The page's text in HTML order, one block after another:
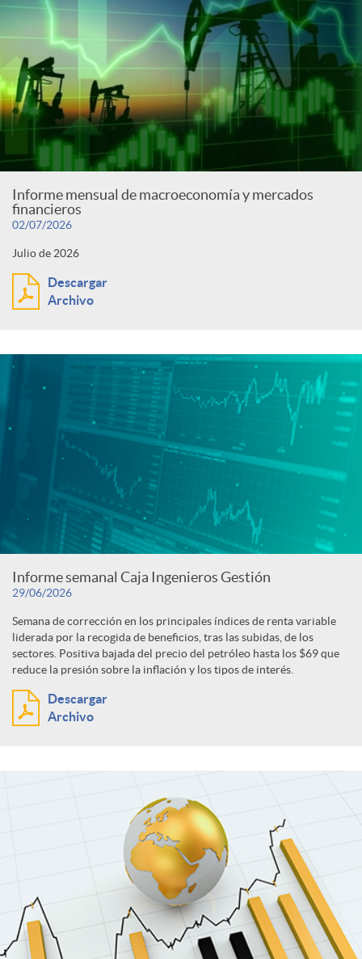
Informe mensual de macroeconomía y mercados
financieros
02/07/2026
Julio de 2026
Descargar
Archivo
Informe semanal Caja Ingenieros Gestión
29/06/2026
Semana de corrección en los principales índices de renta variable
liderada por la recogida de beneficios, tras las subidas, de los
sectores. Positiva bajada del precio del petróleo hasta los $69 que
reduce la presión sobre la inflación y los tipos de interés.
Descargar
Archivo